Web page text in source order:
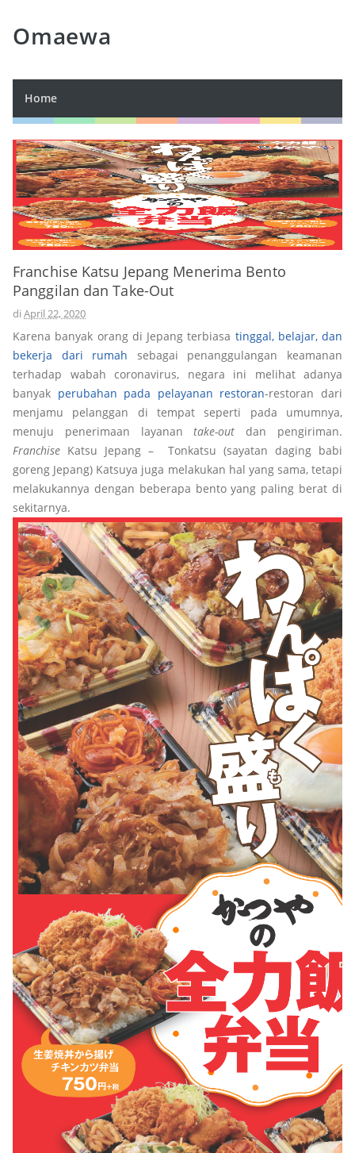
Omaewa
Home
Franchise Katsu Jepang Menerima Bento
Panggilan dan Take-Out
di April 22, 2020
Karena banyak orang di Jepang terbiasa tinggal, belajar, dan
bekerja dari rumah sebagai penanggulangan keamanan
terhadap wabah coronavirus, negara ini melihat adanya
banyak perubahan pada pelayanan restoran-restoran dari
menjamu pelanggan di tempat seperti pada umumnya,
menuju penerimaan layanantake-out dan pengiriman.
Franchise Katsu Jepang – Tonkatsu (sayatan daging babi
goreng Jepang) Katsuya juga melakukan hal yang sama, tetapi
melakukannya dengan beberapa bento yang paling berat di
sekitarnya.